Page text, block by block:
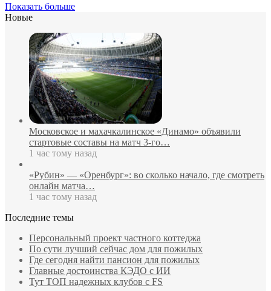
Показать больше
Новые
Московское и махачкалинское «Динамо» объявили
стартовые составы на матч 3‑го…
1 час тому назад
«Рубин» — «Оренбург»: во сколько начало, где смотреть
онлайн матча…
1 час тому назад
Последние темы
Персональный проект частного коттеджа
По сути лучший сейчас дом для пожилых
Где сегодня найти пансион для пожилых
Главные достоинства КЭДО с ИИ
Тут ТОП надежных клубов с FS